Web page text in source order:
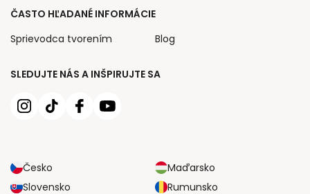
SLEDUJTE NÁS A INŠPIRUJTE SA
Česko
Maďarsko
Slovensko
Rumunsko
ČASTO HĽADANÉ INFORMÁCIE
Sprievodca tvorením
Blog